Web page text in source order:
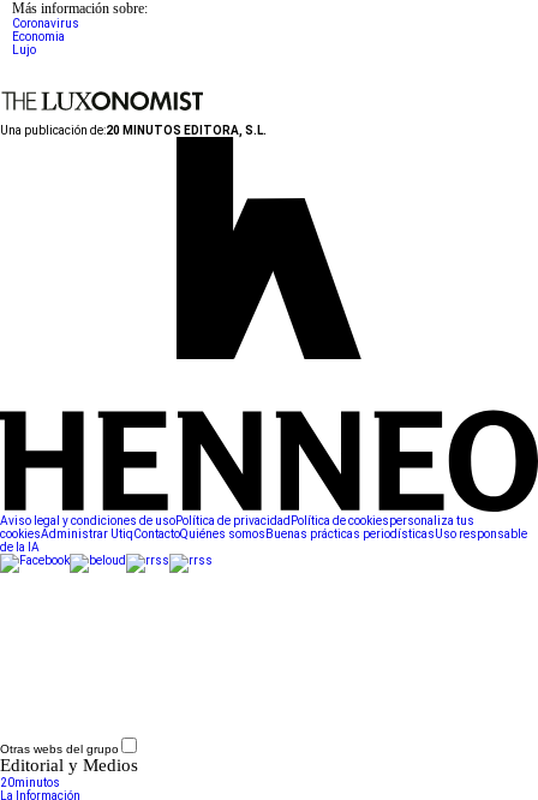
Más información sobre:
Coronavirus
Economia
Lujo
Una publicación de:20 MINUTOS EDITORA, S.L.
Aviso legal y condiciones de usoPolítica de privacidad Política de cookiespersonaliza tus
cookiesAdministrar UtiqContactoQuiénes somos Buenas prácticas periodísticasUso responsable
de la IA
Otras webs del grupo
Editorial y Medios
20minutos
La Información